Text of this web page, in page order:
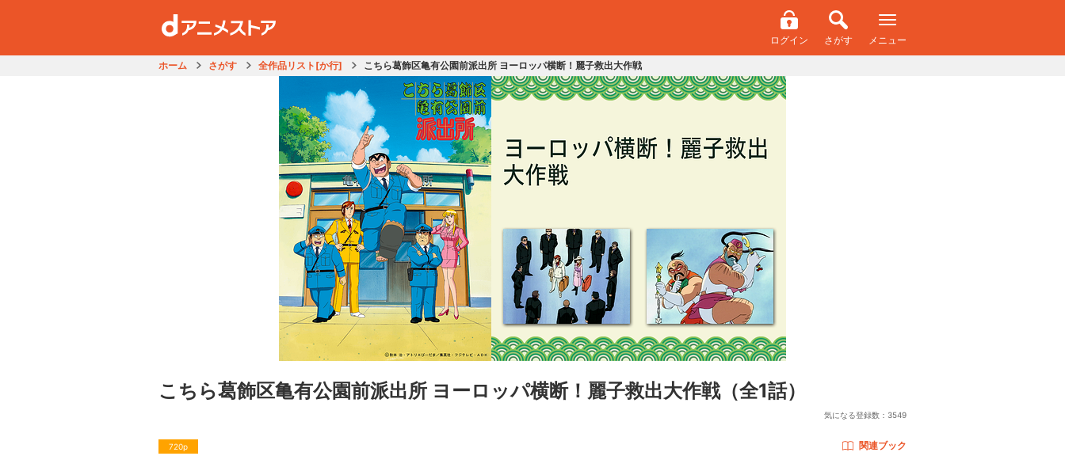
ログイン さがす メニュー
ホーム さがす 全作品リスト[か行] こちら葛飾区亀有公園前派出所 ヨーロッパ横断！麗子救出大作戦
こちら葛飾区亀有公園前派出所 ヨーロッパ横断！麗子救出大作戦（全1話）
気になる登録数： 3549
720p 関連ブック